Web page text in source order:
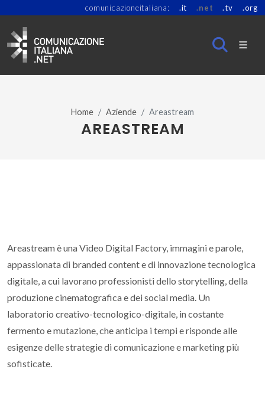
comunicazioneitaliana: .it .net .tv .org
Home Aziende Areastream
AREASTREAM
Areastream è una Video Digital Factory, immagini e parole,
appassionata di branded content e di innovazione tecnologica
digitale, a cui lavorano professionisti dello storytelling, della
produzione cinematografica e dei social media. Un
laboratorio creativo-tecnologico-digitale, in costante
fermento e mutazione, che anticipa i tempi e risponde alle
esigenze delle strategie di comunicazione e marketing più
sofisticate.